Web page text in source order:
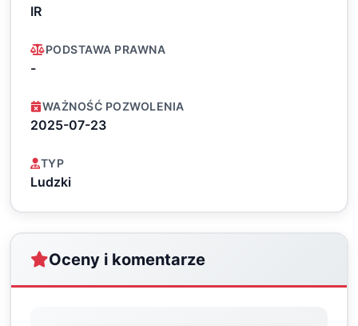
IR
PODSTAWA PRAWNA
-
WAŻNOŚĆ POZWOLENIA
2025-07-23
TYP
Ludzki
Oceny i komentarze